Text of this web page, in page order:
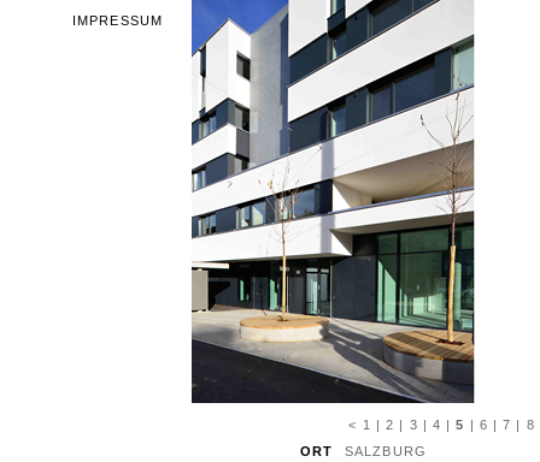
IMPRESSUM
< 1 |2 | 3 | 4 |5 | 6 |7 | 8
ORT
SALZBURG